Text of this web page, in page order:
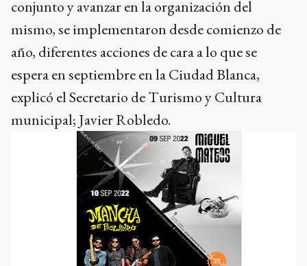
conjunto y avanzar en la organización del
mismo, se implementaron desde comienzo de
año, diferentes acciones de cara a lo que se
espera en septiembre en la Ciudad Blanca,
explicó el Secretario de Turismo y Cultura
municipal; Javier Robledo.